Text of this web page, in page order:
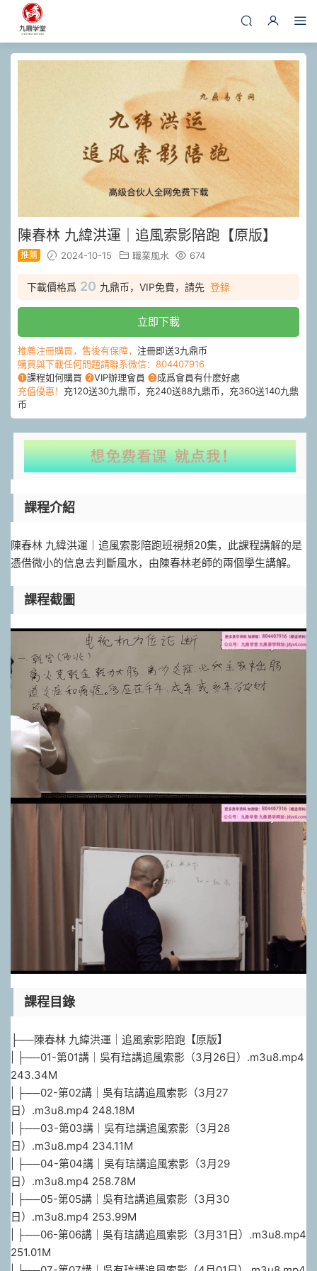
陳春林 九緯洪運｜追風索影陪跑【原版】
推薦 2024-10-15 職業風水 674
下載價格爲 20 九鼎币，VIP免費，請先 登錄
立即下載
推薦注冊購買，售後有保障， 注冊即送3九鼎币
購買與下載任何問題請聯系微信：804407916
❶課程如何購買 ❷VIP辦理會員 ❸成爲會員有什麽好處
充值優惠！ 充120送30九鼎币，充240送88九鼎币，充360送140九鼎
币
課程介紹
陳春林 九緯洪運｜追風索影陪跑班視頻20集，此課程講解的是
憑借微小的信息去判斷風水，由陳春林老師的兩個學生講解。
課程截圖
課程目錄
├──陳春林 九緯洪運｜追風索影陪跑【原版】
| ├──01-第01講｜吳有琂講追風索影（3月26日）.m3u8.mp4
243.34M
| ├──02-第02講｜吳有琂講追風索影（3月27
日）.m3u8.mp4 248.18M
| ├──03-第03講｜吳有琂講追風索影（3月28
日）.m3u8.mp4 234.11M
| ├──04-第04講｜吳有琂講追風索影（3月29
日）.m3u8.mp4 258.78M
| ├──05-第05講｜吳有琂講追風索影（3月30
日）.m3u8.mp4 253.99M
| ├──06-第06講｜吳有琂講追風索影（3月31日）.m3u8.mp4
251.01M